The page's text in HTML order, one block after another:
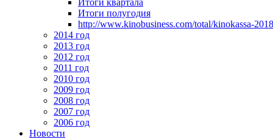
Итоги квартала
Итоги полугодия
http://www.kinobusiness.com/total/kinokassa-
2014 год
2013 год
2012 год
2011 год
2010 год
2009 год
2008 год
2007 год
2006 год
Новости